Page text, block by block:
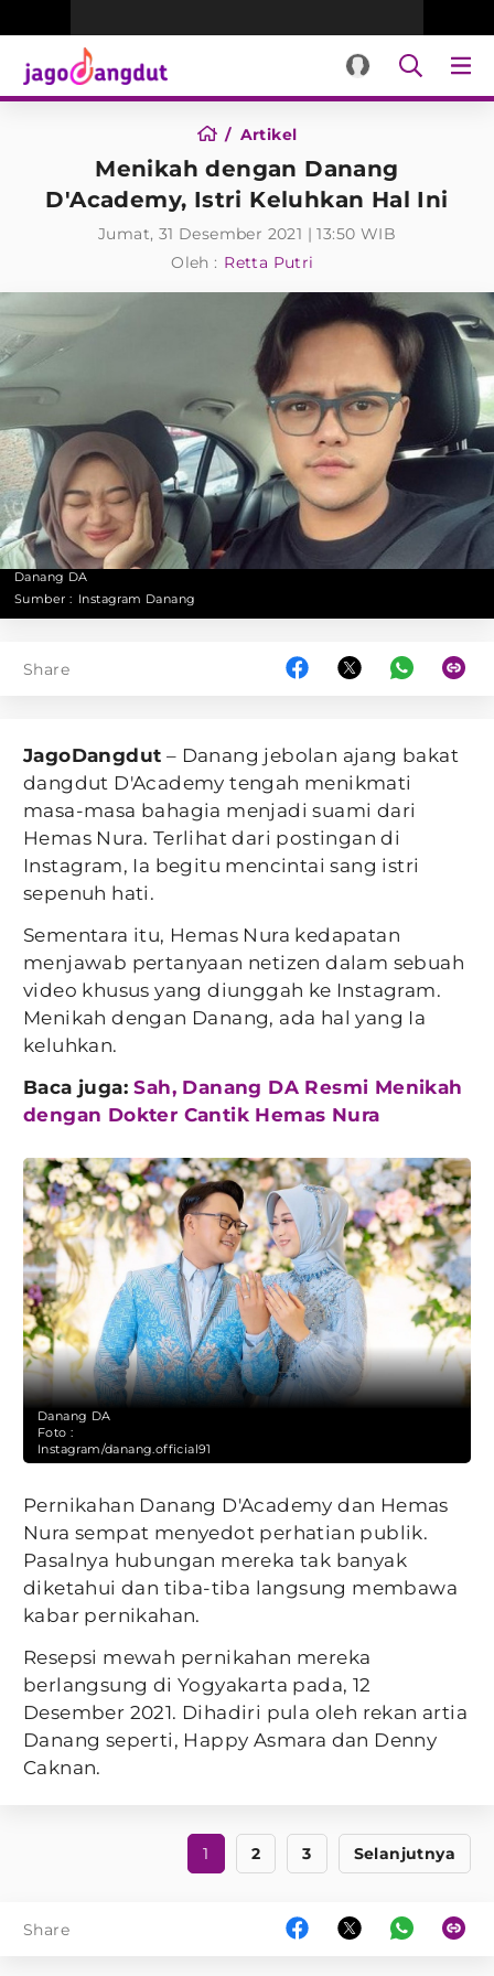
Artikel
Menikah dengan Danang
D'Academy, Istri Keluhkan Hal Ini
Jumat, 31 Desember 2021 | 13:50 WIB
Oleh : Retta Putri
Danang DA
Sumber : Instagram Danang
Share
JagoDangdut – Danang jebolan ajang bakat
dangdut D'Academy tengah menikmati
masa-masa bahagia menjadi suami dari
Hemas Nura. Terlihat dari postingan di
Instagram, Ia begitu mencintai sang istri
sepenuh hati.
Sementara itu, Hemas Nura kedapatan
menjawab pertanyaan netizen dalam sebuah
video khusus yang diunggah ke Instagram.
Menikah dengan Danang, ada hal yang Ia
keluhkan.
Baca juga:Sah, Danang DA Resmi Menikah
dengan Dokter Cantik Hemas Nura
Danang DA
Foto :
Instagram/danang.official91
Pernikahan Danang D'Academy dan Hemas
Nura sempat menyedot perhatian publik.
Pasalnya hubungan mereka tak banyak
diketahui dan tiba-tiba langsung membawa
kabar pernikahan.
Resepsi mewah pernikahan mereka
berlangsung di Yogyakarta pada, 12
Desember 2021. Dihadiri pula oleh rekan artia
Danang seperti, Happy Asmara dan Denny
Caknan.
1 2 3 Selanjutnya
Share